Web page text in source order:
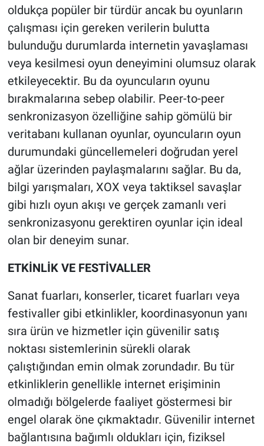
oldukça popüler bir türdür ancak bu oyunların
çalışması için gereken verilerin bulutta
bulunduğu durumlarda internetin yavaşlaması
veya kesilmesi oyun deneyimini olumsuz olarak
etkileyecektir. Bu da oyuncuların oyunu
bırakmalarına sebep olabilir. Peer-to-peer
senkronizasyon özelliğine sahip gömülü bir
veritabanı kullanan oyunlar, oyuncuların oyun
durumundaki güncellemeleri doğrudan yerel
ağlar üzerinden paylaşmalarını sağlar. Bu da,
bilgi yarışmaları, XOX veya taktiksel savaşlar
gibi hızlı oyun akışı ve gerçek zamanlı veri
senkronizasyonu gerektiren oyunlar için ideal
olan bir deneyim sunar.
ETKİNLİK VE FESTİVALLER
Sanat fuarları, konserler, ticaret fuarları veya
festivaller gibi etkinlikler, koordinasyonun yanı
sıra ürün ve hizmetler için güvenilir satış
noktası sistemlerinin sürekli olarak
çalıştığından emin olmak zorundadır. Bu tür
etkinliklerin genellikle internet erişiminin
olmadığı bölgelerde faaliyet göstermesi bir
engel olarak öne çıkmaktadır. Güvenilir internet
bağlantısına bağımlı oldukları için, fiziksel